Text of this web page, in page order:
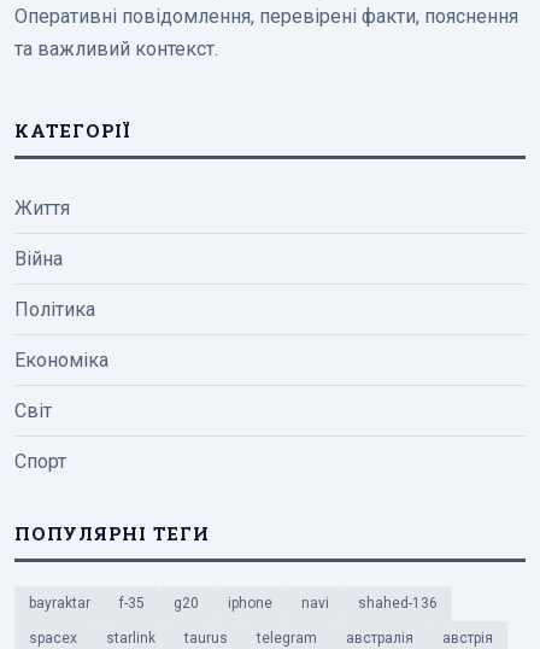
Оперативні повідомлення, перевірені факти, пояснення
та важливий контекст.
КАТЕГОРІЇ
Життя
Війна
Політика
Економіка
Світ
Спорт
ПОПУЛЯРНІ ТЕГИ
bayraktar f-35 g20 iphone navi shahed-136
spacex starlink taurus telegram австралія австрія